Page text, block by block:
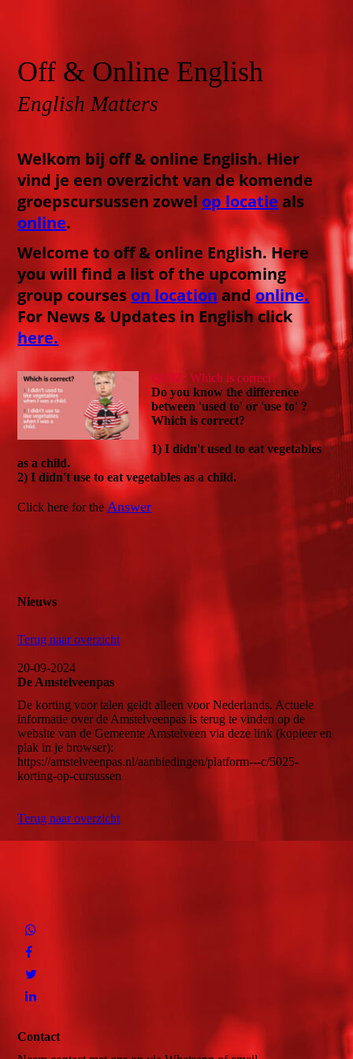
Off & Online English
English Matters
Welkom bij off & online English. Hier
vind je een overzicht van de komende
groepscursussen zowel op locatie als
online.
Welcome to off & online English. Here
you will find a list of the upcoming
group courses on location andonline.
For News & Updates in English click
here.
QUIZ:Which is correct?
Do you know the difference
between 'used to' or 'use to' ?
Which is correct?
1) I didn't used to eat vegetables
as a child.
2) I didn't use to eat vegetables as a child.
Click here for theAnswer
Nieuws
Terug naar overzicht
20-09-2024
De Amstelveenpas
De korting voor talen geldt alleen voor Nederlands. Actuele
informatie over de Amstelveenpas is terug te vinden op de
website van de Gemeente Amstelveen via deze link (kopieer en
plak in je browser):
https://amstelveenpas.nl/aanbiedingen/platform---c/5025-
korting-op-cursussen
Terug naar overzicht
Contact